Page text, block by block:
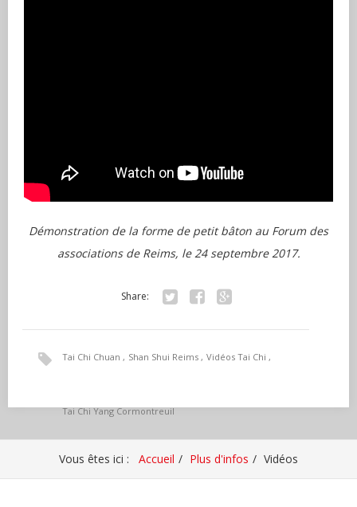
Démonstration de la forme de petit bâton au Forum des
associations de Reims, le 24 septembre 2017.
Share:
r
bo
e+
Tai Chi Chuan Shan Shui Reims Vidéos Tai Chi
Tai Chi Yang Cormontreuil
Vous êtes ici : Accueil Plus d'infos Vidéos